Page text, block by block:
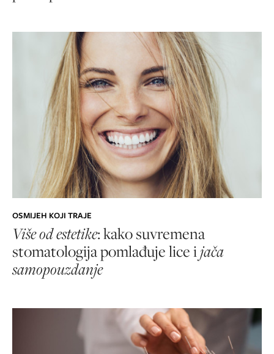
OSMIJEH KOJI TRAJE
Više od estetike: kako suvremena
stomatologija pomlađuje lice ijača
samopouzdanje